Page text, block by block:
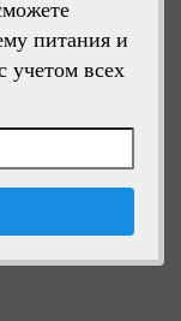
питания и
учетом всех